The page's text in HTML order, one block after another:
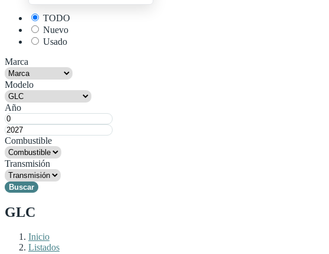
TODO
Nuevo
Usado
Marca
Modelo
Año
Combustible
Transmisión
Buscar
GLC
Inicio
Listados